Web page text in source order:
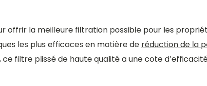
offrir la meilleure filtration possible pour les
les plus efficaces en matière de réduction de la
filtre plissé de haute qualité a une cote